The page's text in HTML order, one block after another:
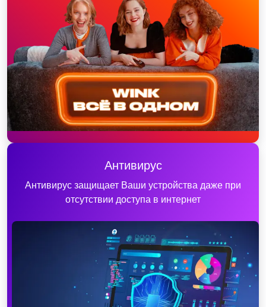
Антивирус
Антивирус защищает Ваши устройства даже при
отсутствии доступа в интернет